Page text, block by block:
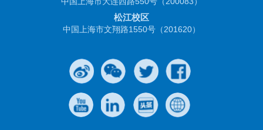
松江校区
中国上海市文翔路1550号（201620）